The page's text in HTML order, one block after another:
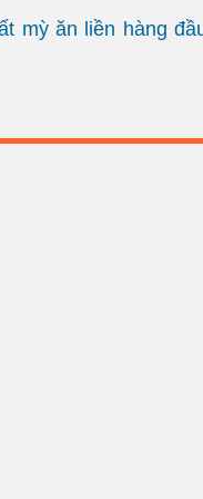
mỳ ăn liền hàng